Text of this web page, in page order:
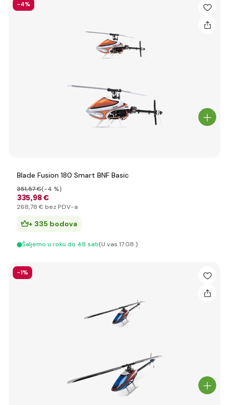
-4%
Blade Fusion 180 Smart BNF Basic
335,98 €
351,57 €(-4 %)
268,78 € bez PDV-a
+ 335 bodova
Šaljemo u roku do 48 sati(U vas 17.08.)
-1%